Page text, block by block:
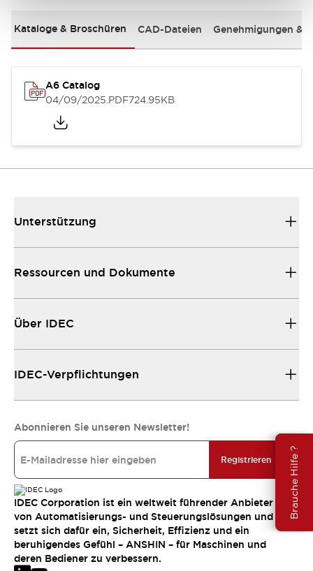
Brauche Hilfe ?
Kataloge & Broschüren CAD-Dateien Genehmigungen &
A6 Catalog
04/09/2025.PDF724.95KB
Unterstützung
Ressourcen und Dokumente
Über IDEC
IDEC-Verpflichtungen
Abonnieren Sie unseren Newsletter!
Registrieren
IDEC Corporation ist ein weltweit führender Anbieter
von Automatisierungs- und Steuerungslösungen und
setzt sich dafür ein, Sicherheit, Effizienz und ein
beruhigendes Gefühl – ANSHIN – für Maschinen und
deren Bediener zu verbessern.